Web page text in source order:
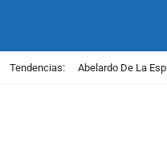
Tendencias: Abelardo De La